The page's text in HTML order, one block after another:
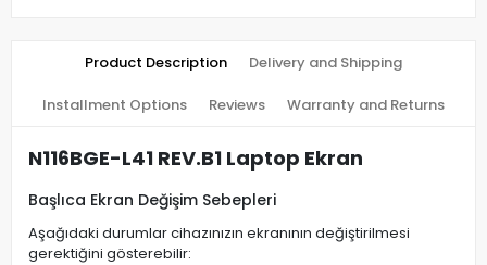
Product Description Delivery and Shipping
Installment Options Reviews Warranty and Returns
N116BGE-L41 REV.B1 Laptop Ekran
Başlıca Ekran Değişim Sebepleri
Aşağıdaki durumlar cihazınızın ekranının değiştirilmesi
gerektiğini gösterebilir: